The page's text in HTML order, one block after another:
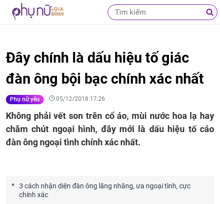
Đây chính là dấu hiệu tố giác
đàn ông bội bạc chính xác nhất
Phụ nữ yêu 05/12/2018 17:26
Không phải vết son trên cổ áo, mùi nước hoa lạ hay
chăm chút ngoại hình, đây mới là dấu hiệu tố cáo
đàn ông ngoại tình chính xác nhất.
3 cách nhận diện đàn ông lăng nhăng, ưa ngoại tình, cực
chính xác